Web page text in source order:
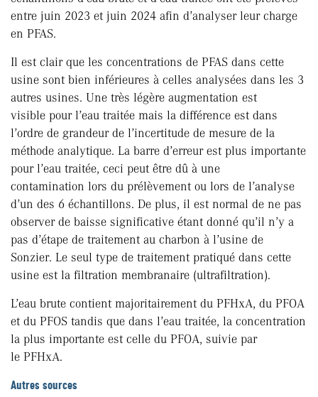
entre juin 2023 et juin 2024 afin d’analyser leur charge
en PFAS.
Il est clair que les concentrations de PFAS dans cette
usine sont bien inférieures à celles analysées dans les 3
autres usines. Une très légère augmentation est
visible pour l’eau traitée mais la différence est dans
l’ordre de grandeur de l’incertitude de mesure de la
méthode analytique. La barre d’erreur est plus importante
pour l’eau traitée, ceci peut être dû à une
contamination lors du prélèvement ou lors de l’analyse
d’un des 6 échantillons. De plus, il est normal de ne pas
observer de baisse significative étant donné qu’il n’y a
pas d’étape de traitement au charbon à l’usine de
Sonzier. Le seul type de traitement pratiqué dans cette
usine est la filtration membranaire (ultrafiltration).
L’eau brute contient majoritairement du PFHxA, du PFOA
et du PFOS tandis que dans l’eau traitée, la concentration
la plus importante est celle du PFOA, suivie par
le PFHxA.
Autres sources